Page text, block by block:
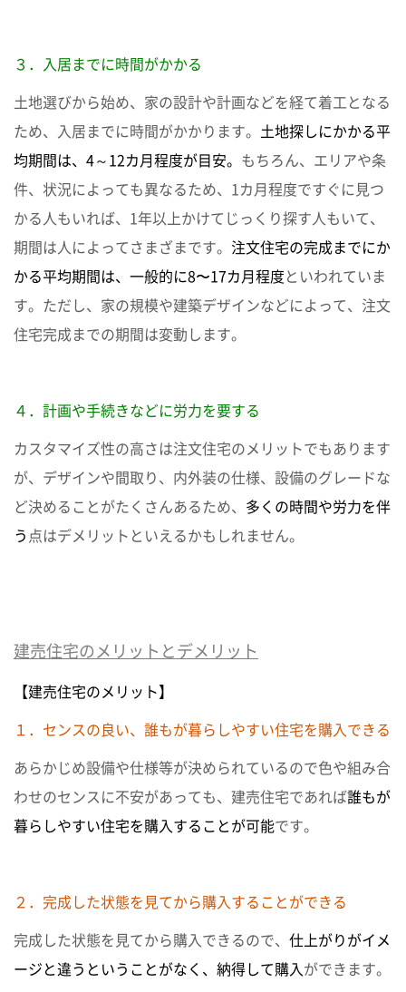
３．入居までに時間がかかる
土地選びから始め、家の設計や計画などを経て着工となる
ため、入居までに時間がかかります。 土地探しにかかる平
均期間は、4～12カ月程度が目安。 もちろん、エリアや条
件、状況によっても異なるため、1カ月程度ですぐに見つ
かる人もいれば、1年以上かけてじっくり探す人もいて、
期間は人によってさまざまです。 注文住宅の完成までにか
かる平均期間は、一般的に8〜17カ月程度といわれていま
す。ただし、家の規模や建築デザインなどによって、注文
住宅完成までの期間は変動します。
４．計画や手続きなどに労力を要する
カスタマイズ性の高さは注文住宅のメリットでもあります
が、デザインや間取り、内外装の仕様、設備のグレードな
ど決めることがたくさんあるため、 多くの時間や労力を伴
う 点はデメリットといえるかもしれません。
建売住宅のメリットとデメリット
【建売住宅のメリット】
１．センスの良い、誰もが暮らしやすい住宅を購入できる
あらかじめ設備や仕様等が決められているので色や組み合
わせのセンスに不安があっても、建売住宅であれば誰もが
暮らしやすい住宅を購入することが可能です。
２．完成した状態を見てから購入することができる
完成した状態を見てから購入できるので、 仕上がりがイメ
ージと違うということがなく、納得して購入ができます。